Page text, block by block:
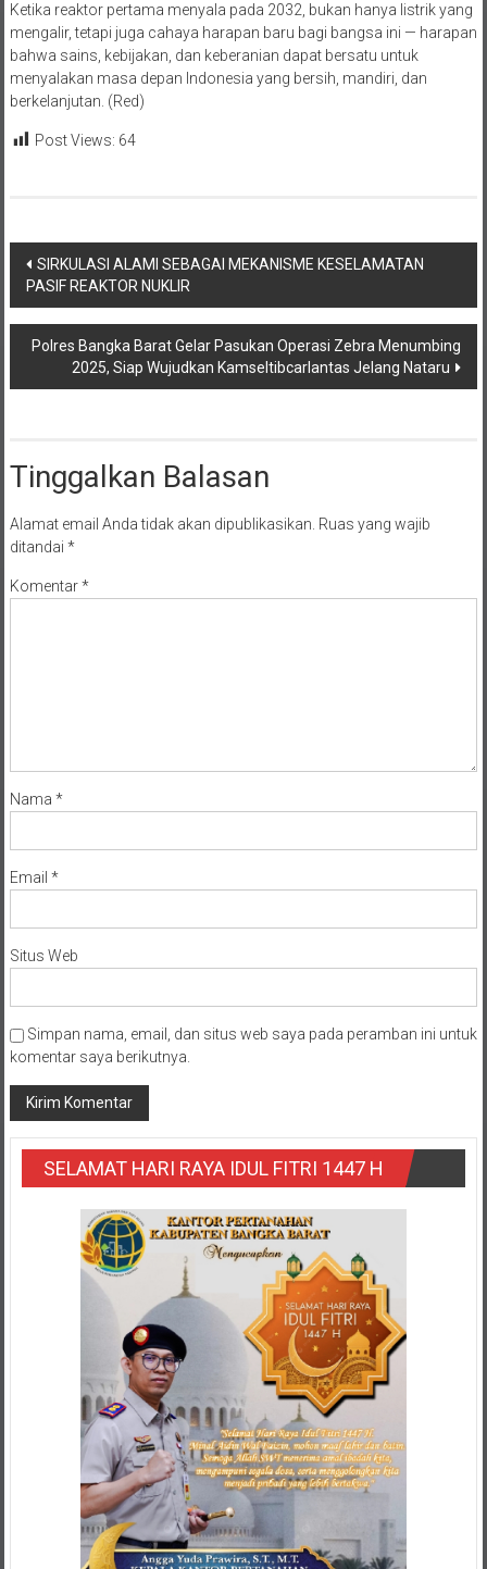
Ketika reaktor pertama menyala pada 2032, bukan hanya listrik yang
mengalir, tetapi juga cahaya harapan baru bagi bangsa ini — harapan
bahwa sains, kebijakan, dan keberanian dapat bersatu untuk
menyalakan masa depan Indonesia yang bersih, mandiri, dan
berkelanjutan. (Red)
Post Views: 64
Navigasi
pos
SIRKULASI ALAMI SEBAGAI MEKANISME KESELAMATAN
PASIF REAKTOR NUKLIR
Polres Bangka Barat Gelar Pasukan Operasi Zebra Menumbing
2025, Siap Wujudkan Kamseltibcarlantas Jelang Nataru
Tinggalkan Balasan
Alamat email Anda tidak akan dipublikasikan. Ruas yang wajib
ditandai *
Komentar*
Nama *
Email *
Situs Web
Simpan nama, email, dan situs web saya pada peramban ini untuk
komentar saya berikutnya.
SELAMAT HARI RAYA IDUL FITRI 1447 H